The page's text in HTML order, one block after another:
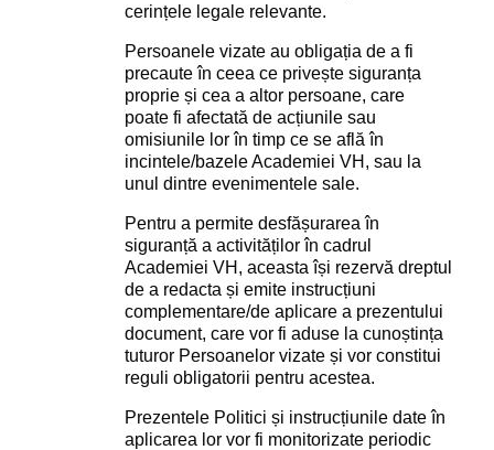
cerințele legale relevante.
Persoanele vizate au obligația de a fi
precaute în ceea ce privește siguranța
proprie și cea a altor persoane, care
poate fi afectată de acțiunile sau
omisiunile lor în timp ce se află în
incintele/bazele Academiei VH, sau la
unul dintre evenimentele sale.
Pentru a permite desfășurarea în
siguranță a activităților în cadrul
Academiei VH, aceasta își rezervă dreptul
de a redacta și emite instrucțiuni
complementare/de aplicare a prezentului
document, care vor fi aduse la cunoștința
tuturor Persoanelor vizate și vor constitui
reguli obligatorii pentru acestea.
Prezentele Politici și instrucțiunile date în
aplicarea lor vor fi monitorizate periodic